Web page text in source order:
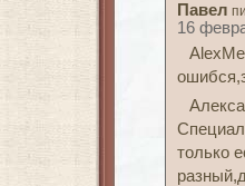
Павел
16
только